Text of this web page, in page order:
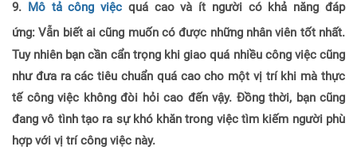
9. Mô tả công việc quá cao và ít người có khả năng đáp
ứng: Vẫn biết ai cũng muốn có được những nhân viên tốt nhất.
Tuy nhiên bạn cần cẩn trọng khi giao quá nhiều công việc cũng
như đưa ra các tiêu chuẩn quá cao cho một vị trí khi mà thực
tế công việc không đòi hỏi cao đến vậy. Đồng thời, bạn cũng
đang vô tình tạo ra sự khó khăn trong việc tìm kiếm người phù
hợp với vị trí công việc này.